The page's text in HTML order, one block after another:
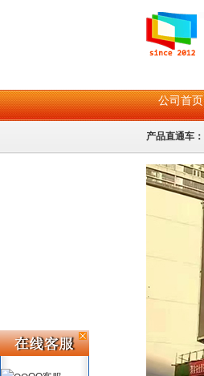
公司首页
产品直通车：